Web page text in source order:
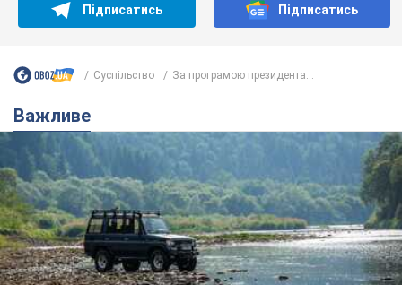
проблему джипінгу вирішують за кордоном
Україні не завадить взяти приклад із країн Європи
8.08.2026 05:10 1,8 т.
На Прикарпатті після аномальної
спеки пройшла потужна злива:
дороги перетворились на річки.
Відео
Негода накрила Івано-Франківщину та
курортний Буковель